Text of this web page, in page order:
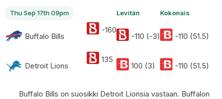
Thu Sep 17th 09pm
Buffalo Bills
Detroit Lions
-160
135
Levitän
-110 (-3)
100 (3)
Kokonais
-110 (51.5)
-110 (51.5)
Buffalo Bills on suosikki Detroit Lionsia vastaan. Buffalon